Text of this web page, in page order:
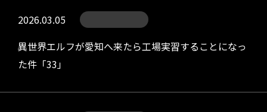
2026.03.05
異世界エルフが愛知へ来たら工場実習することになっ
た件「33」